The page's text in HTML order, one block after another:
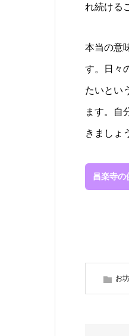
れ続ける
本当の意
す。日々
たいとい
ます。自
きましょ
昌楽寺
お